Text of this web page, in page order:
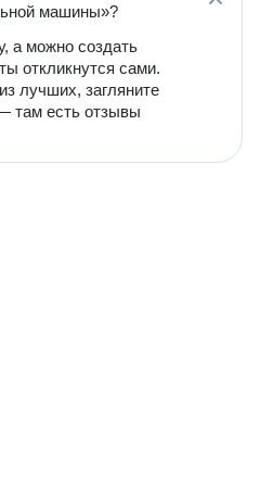
машины»?
а можно создать
откликнутся сами.
лучших, загляните
там есть отзывы